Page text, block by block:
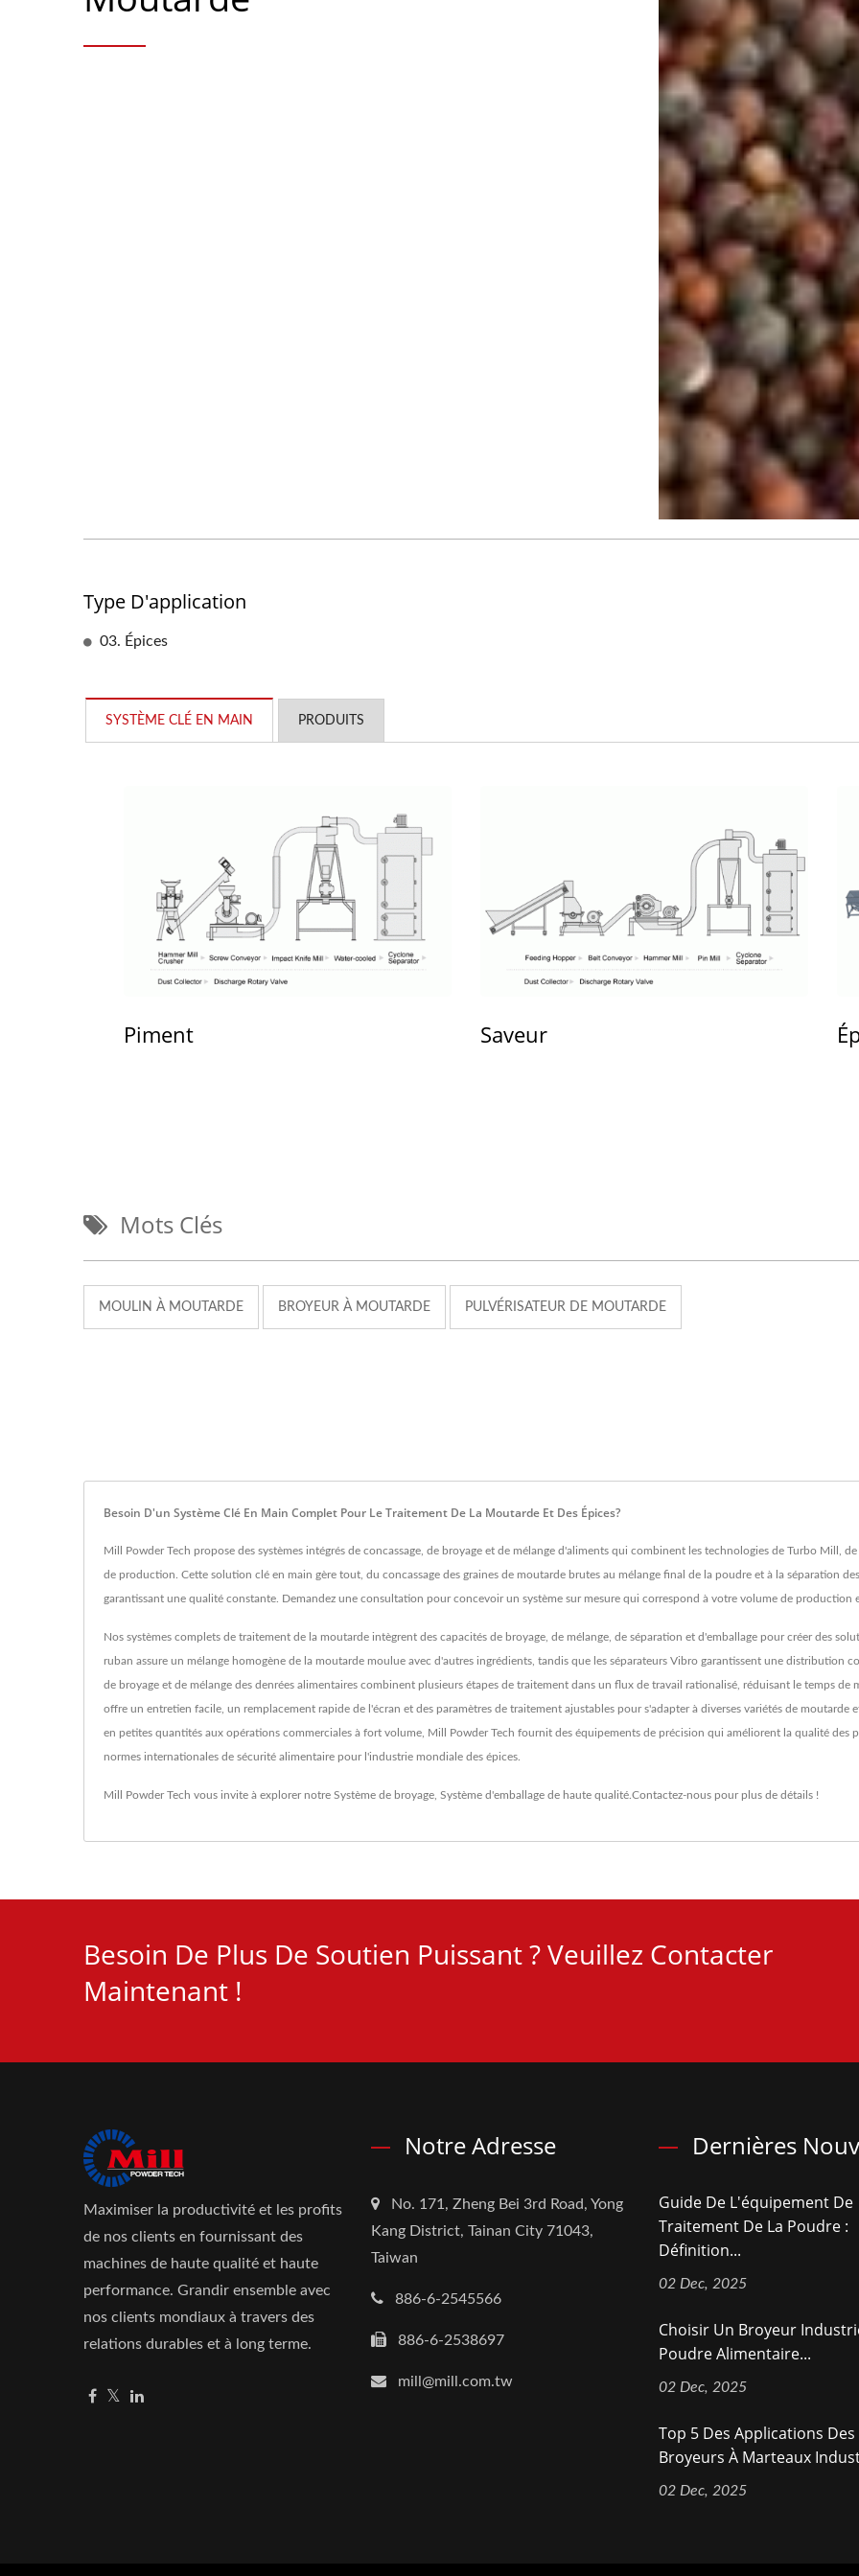
Type D'application
03. Épices
SYSTÈME CLÉ EN MAIN PRODUITS
Piment Saveur
Mots Clés
MOULIN À MOUTARDE BROYEUR À MOUTARDE PULVÉRISATEUR DE MOUTARDE
Besoin D'un Système Clé En Main Complet Pour Le Traitement De La Moutarde Et Des Épices?
Mill Powder Tech propose des systèmes intégrés de concassage, de broyage et de mélange d'aliments qui combinent les technologies de Turbo Mill,
de production. Cette solution clé en main gère tout, du concassage des graines de moutarde brutes au mélange final de la poudre et à la séparation
garantissant une qualité constante. Demandez une consultation pour concevoir un système sur mesure qui correspond à votre volume de production
Nos systèmes complets de traitement de la moutarde intègrent des capacités de broyage, de mélange, de séparation et d'emballage pour créer des
ruban assure un mélange homogène de la moutarde moulue avec d'autres ingrédients, tandis que les séparateurs Vibro garantissent une distribution
de broyage et de mélange des denrées alimentaires combinent plusieurs étapes de traitement dans un flux de travail rationalisé, réduisant le temps
offre un entretien facile, un remplacement rapide de l'écran et des paramètres de traitement ajustables pour s'adapter à diverses variétés de
en petites quantités aux opérations commerciales à fort volume, Mill Powder Tech fournit des équipements de précision qui améliorent la qualité des
normes internationales de sécurité alimentaire pour l'industrie mondiale des épices.
Mill Powder Tech vous invite à explorer notre Système de broyage Système d'emballage de haute qualité. Contactez-nous pour plus de détails !
Besoin De Plus De Soutien Puissant ? Veuillez Contacter
Maintenant !
Maximiser la productivité et les profits
de nos clients en fournissant des
machines de haute qualité et haute
performance. Grandir ensemble avec
nos clients mondiaux à travers des
relations durables et à long terme.
Notre Adresse
No. 171, Zheng Bei 3rd Road, Yong
Kang District, Tainan City 71043,
Taiwan
886-6-2545566
886-6-2538697
mill@mill.com.tw
Dernières
Guide De L'équipement De
Traitement De La Poudre :
Définition...
02 Dec, 2025
Choisir Un Broyeur
Poudre Alimentaire...
02 Dec, 2025
Top 5 Des Applications Des
Broyeurs À Marteaux
02 Dec, 2025